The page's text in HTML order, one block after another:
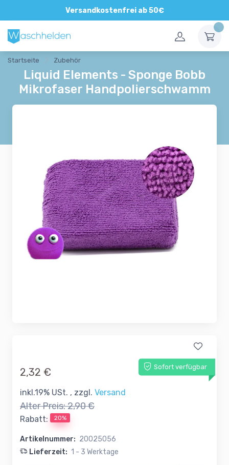
Versandkostenfrei ab 50€
Direkte und persönliche Beratung
Startseite Zubehör
Liquid Elements - Sponge Bobb
Mikrofaser Handpolierschwamm
Sofort verfügbar
2,32 €
inkl.19% USt. , zzgl. Versand
Alter Preis:2,90 €
Rabatt: 20%
Artikelnummer: 20025056
Lieferzeit: 1 - 3 Werktage